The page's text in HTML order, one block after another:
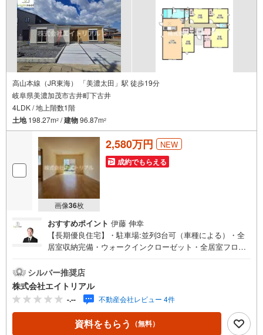
高山本線（JR東海） 「美濃太田」駅 徒歩19分
岐阜県美濃加茂市古井町下古井
4LDK / 地上階数1階
土地198.27m2 /建物96.87m2
画像36枚
2,580万円 NEW
成約でもらえる
おすすめポイント 伊藤 伸幸
【長期優良住宅】・駐車場:並列3台可（車種による）・全
居室収納完備・ウォークインクローゼット・全居室フロー
入のことなら【エイトリアル】の売買仲介担当にお任せ下
さい！「8」の末広がりと「∞」の無限大の想いを込めて、
「マイホームを持つ」というお客様の夢の実現を全力でサ
ポートします！まずはお気軽にご相談ください。◇◆◇◆
◇◆◇◆◇◆◇◆◇◆◇◆◇◆◇◆◆物件探し 基本の流
れ【総所要時間60分】●Step1 見学希望日時を予約するご希
シルバー推奨店
株式会社エイトリアル
-.-- 不動産会社レビュー 4件
資料をもらう （無料）